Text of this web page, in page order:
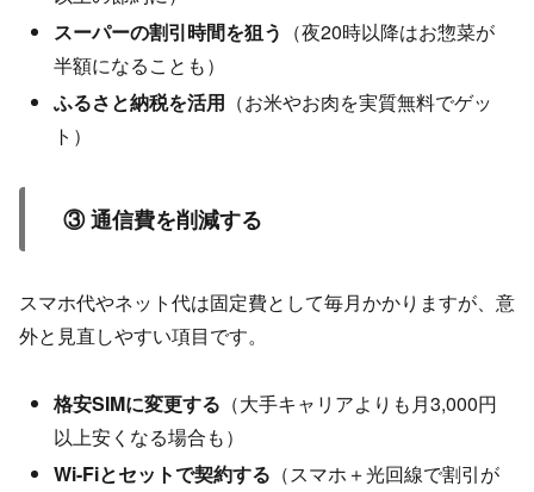
スーパーの割引時間を狙う （夜20時以降はお惣菜が
半額になることも）
ふるさと納税を活用 （お米やお肉を実質無料でゲッ
ト）
③ 通信費を削減する
スマホ代やネット代は固定費として毎月かかりますが、意
外と見直しやすい項目です。
格安SIMに変更する （大手キャリアよりも月3,000円
以上安くなる場合も）
Wi-Fiとセットで契約する （スマホ＋光回線で割引が